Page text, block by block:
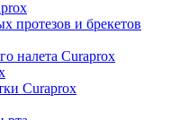
протезов и брекетов
налета Curaprox
Curaprox